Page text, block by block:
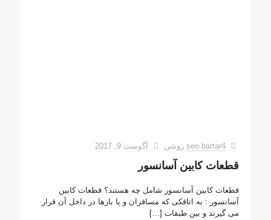
seo bartar4 روشن آگوست 9, 2017
قطعات کابین آسانسور
قطعات کابین آسانسور شامل چه هستند؟ قطعات کابین
آسانسور : به اتاقکی که مسافران و یا بارها در داخل آن قرار
می گیرند و بین طبقات […]